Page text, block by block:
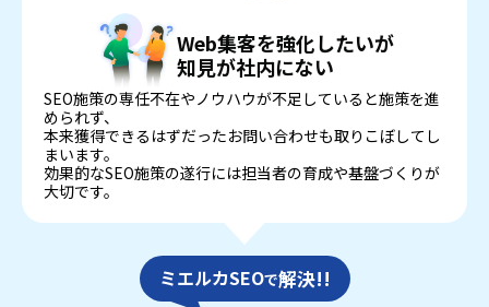
Web集客を強化したいが
知見が社内にない
SEO施策の専任不在やノウハウが不足していると施策を進
められず、
本来獲得できるはずだったお問い合わせも取りこぼしてし
まいます。
効果的なSEO施策の遂行には担当者の育成や基盤づくりが
大切です。
ミエルカSEOで解決!!